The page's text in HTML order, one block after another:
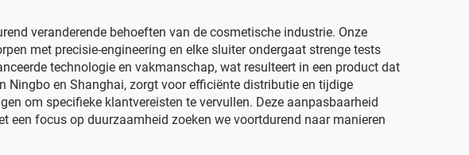
veranderende behoeften van de cosmetische industrie. Onze
met precisie-engineering en elke sluiter ondergaat strenge tests
technologie en vakmanschap, wat resulteert in een product dat
Ningbo en Shanghai, zorgt voor efficiënte distributie en tijdige
om specifieke klantvereisten te vervullen. Deze aanpasbaarheid
focus op duurzaamheid zoeken we voortdurend naar manieren